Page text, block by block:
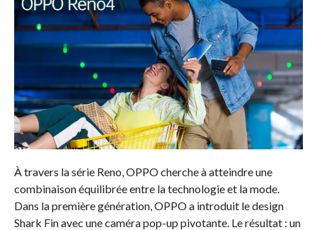
À travers la série Reno, OPPO cherche à atteindre une
combinaison équilibrée entre la technologie et la mode.
Dans la première génération, OPPO a introduit le design
Shark Fin avec une caméra pop-up pivotante. Le résultat : un